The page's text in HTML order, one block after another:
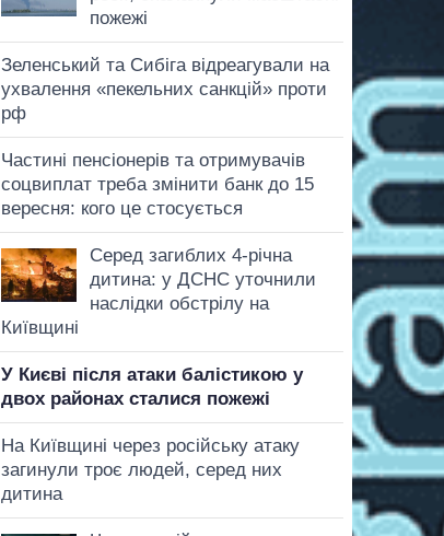
пожежі
Зеленський та Сибіга відреагували на
ухвалення «пекельних санкцій» проти
рф
Частині пенсіонерів та отримувачів
соцвиплат треба змінити банк до 15
вересня: кого це стосується
Серед загиблих 4-річна
дитина: у ДСНС уточнили
наслідки обстрілу на
Київщині
У Києві після атаки балістикою у
двох районах сталися пожежі
На Київщині через російську атаку
загинули троє людей, серед них
дитина